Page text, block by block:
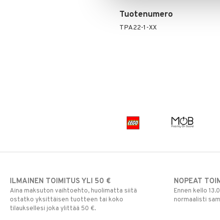
Tuotenumero
TPA22-1-XX
ILMAINEN TOIMITUS YLI 50 €
Aina maksuton vaihtoehto, huolimatta siitä
ostatko yksittäisen tuotteen tai koko
tilauksellesi joka ylittää 50 €.
NOPEAT
Ennen kello
normaalisti